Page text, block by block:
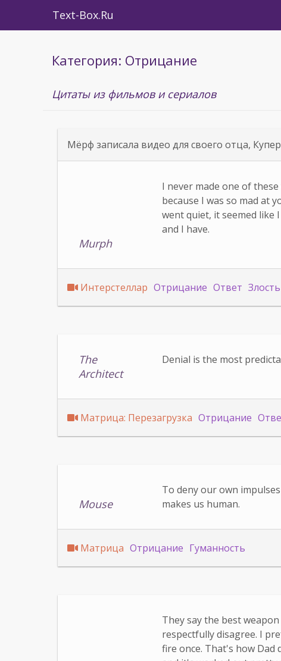
Text-Box.Ru
Категория: Отрицание
Цитаты из фильмов и сериалов
Мёрф записала видео для своего отца,
Murph
I never made one of
because I was so mad at
went quiet, it seemed like
and I have.
Интерстеллар Отрицание Ответ Злость
The
Architect
Denial is the most
Матрица: Перезагрузка Отрицание
Mouse
To deny our own
makes us human.
Матрица Отрицание Гуманность
They say the best
respectfully disagree. I
fire once. That's how Dad